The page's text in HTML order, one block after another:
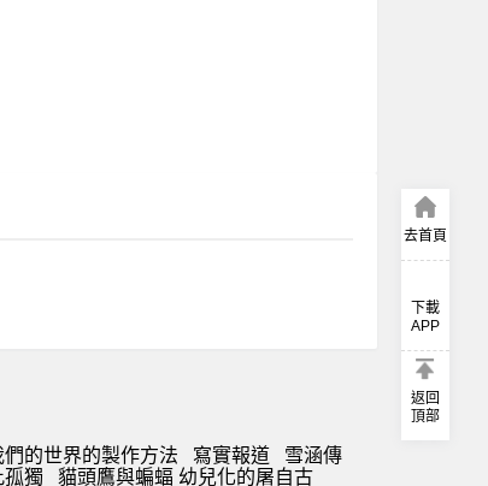
們的世界的製作方法 寫實報道
雪涵傳
孤獨 貓頭鷹與蝙蝠 幼兒化的屠自古
去首頁
下載
APP
返回
頂部